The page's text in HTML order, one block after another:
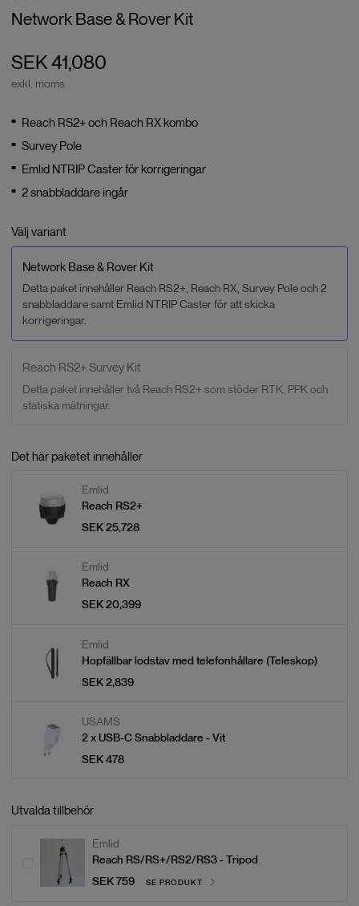
Network Base & Rover Kit
SEK 41,080
exkl. moms
Reach RS2+ och Reach RX kombo
Survey Pole
Emlid NTRIP Caster för korrigeringar
2 snabbladdare ingår
Välj variant
Network Base & Rover Kit
Detta paket innehåller Reach RS2+, Reach RX, Survey Pole och 2
snabbladdare samt Emlid NTRIP Caster för att skicka
korrigeringar.
Reach RS2+ Survey Kit
Detta paket innehåller två Reach RS2+ som stöder RTK, PPK och
statiska mätningar.
Det här paketet innehåller
Emlid
Reach RS2+
SEK 25,728
Emlid
Reach RX
SEK 20,399
Emlid
Hopfällbar lodstav med telefonhållare (Teleskop)
SEK 2,839
USAMS
2 xUSB-C Snabbladdare - Vit
SEK 478
Utvalda tillbehör
Emlid
Reach RS/RS+/RS2/RS3 - Tripod
SEK 759
SE PRODUKT